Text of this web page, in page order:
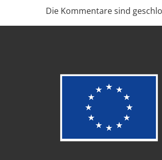
Die Kommentare sind